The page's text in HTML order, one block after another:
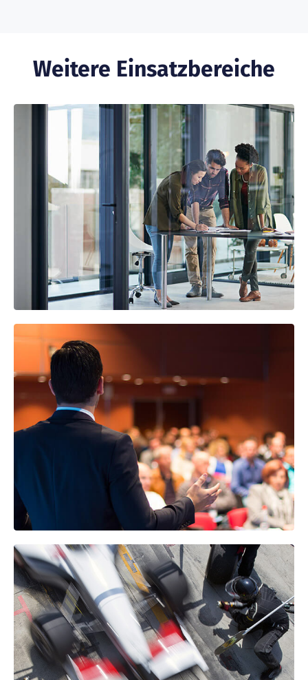
Weitere Einsatzbereiche